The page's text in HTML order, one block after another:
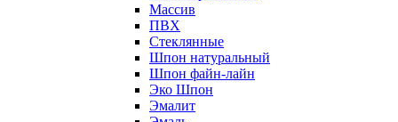
Массив
ПВХ
Стеклянные
Шпон натуральный
Шпон файн-лайн
Эко Шпон
Эмалит